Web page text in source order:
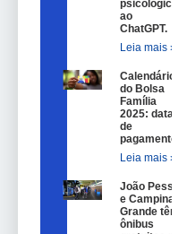
psicológica
ao
ChatGPT.
Leia mais »
Calendário
do Bolsa
Família
2025: datas
de
pagamento.
Leia mais »
João Pessoa
e Campina
Grande têm
ônibus